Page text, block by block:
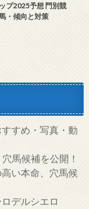
プ2025予想 門別競
・傾向と対策
すめ・写真・動
馬候補を公開！
い本命、穴馬候
デルシエロ